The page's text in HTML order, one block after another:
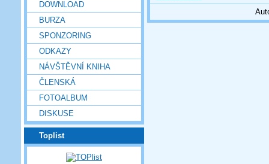
DOWNLOAD
BURZA
SPONZORING
ODKAZY
NÁVŠTĚVNÍ KNIHA
ČLENSKÁ
FOTOALBUM
DISKUSE
Toplist